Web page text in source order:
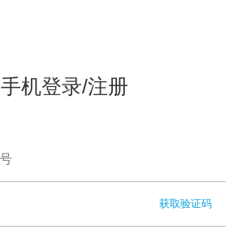
手机登录/注册
获取验证码